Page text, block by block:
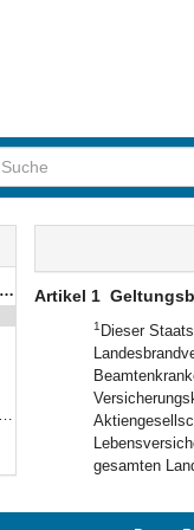
Artikel 1
1 Dieser
gesamten